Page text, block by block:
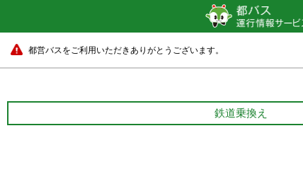
都営バスをご利用いただきありがとうございます。
鉄道乗換え